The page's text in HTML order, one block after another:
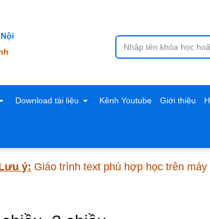
Download tài liệu Kênh Youtube Giới thiệu
ý: Giáo trình text phù hợp học trên